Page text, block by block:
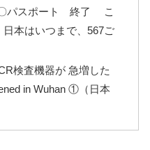
パスポート 終了 こ
本はいつまで、567ご
検査機器が 急増した
in Wuhan ①（日本